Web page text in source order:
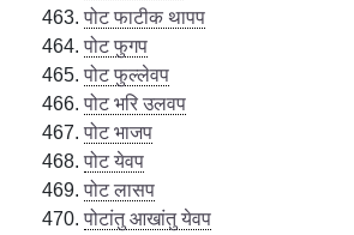
पोट फाटीक थापप
पोट फुगप
पोट फुल्लेवप
पोट भरि उलवप
पोट भाजप
पोट येवप
पोट लासप
पोटांतु आखांतु येवप